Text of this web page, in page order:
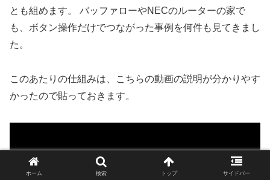
とも組めます。 バッファローやNECのルーターの家で
も、ボタン操作だけでつながった事例を何件も見てきまし
た。
このあたりの仕組みは、こちらの動画の説明が分かりやす
かったので貼っておきます。
ホーム 検索 トップ サイドバー